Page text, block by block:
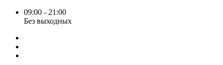
09:00 - 21:00
Без выходных